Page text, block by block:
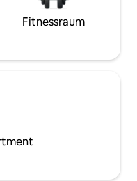
Fitnessraum